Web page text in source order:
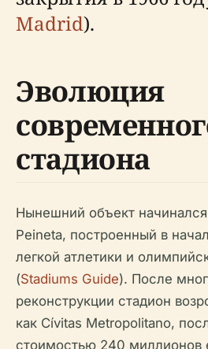
Madrid).
Эволюция
стадиона
Нынешний объект
Peineta, построенный в
легкой атлетики и
(Stadiums Guide). После
реконструкции стадион
как Cívitas Metropolitano,
стоимостью 240 миллионов